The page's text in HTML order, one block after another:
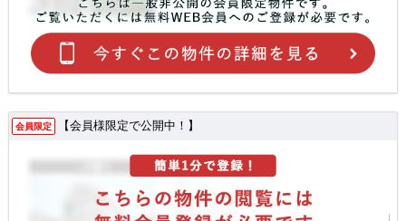
会員限定 【会員様限定で公開中！】